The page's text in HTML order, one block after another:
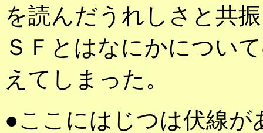
を読んだうれしさと共
ＳＦとはなにかについ
えてしまった。
●ここにはじつは伏線が